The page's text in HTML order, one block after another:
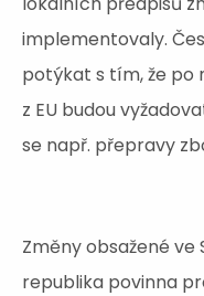
implementovaly.
potýkat s tím, že po
z EU budou
se např. přepravy
Změny obsažené ve
republika povinna